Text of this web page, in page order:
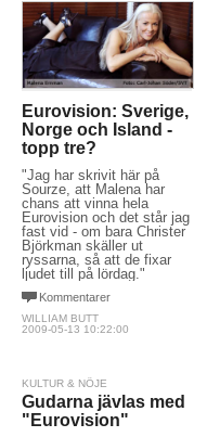
Eurovision: Sverige,
Norge och Island -
topp tre?
"Jag har skrivit här på
Sourze, att Malena har
chans att vinna hela
Eurovision och det står jag
fast vid - om bara Christer
Björkman skäller ut
ryssarna, så att de fixar
ljudet till på lördag."
Kommentarer
WILLIAM BUTT
2009-05-13 10:22:00
KULTUR & NÖJE
Gudarna jävlas med
"Eurovision"